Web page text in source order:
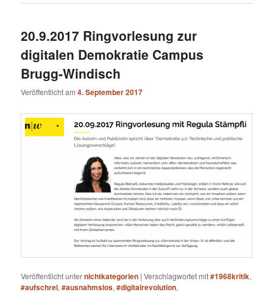
20.9.2017 Ringvorlesung zur
digitalen Demokratie Campus
Brugg-Windisch
Veröffentlicht am4. September 2017
Veröffentlicht unternichtkategorien |Verschlagwortet mit#1968kritik,
#aufschrei,#ausnahmslos,#digitalrevolution,